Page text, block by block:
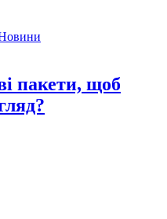
пакети, щоб